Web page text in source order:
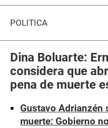
POLÍTICA
Dina Boluarte:
considera que
pena de muerte
Gustavo Adrianzén
muerte: Gobierno